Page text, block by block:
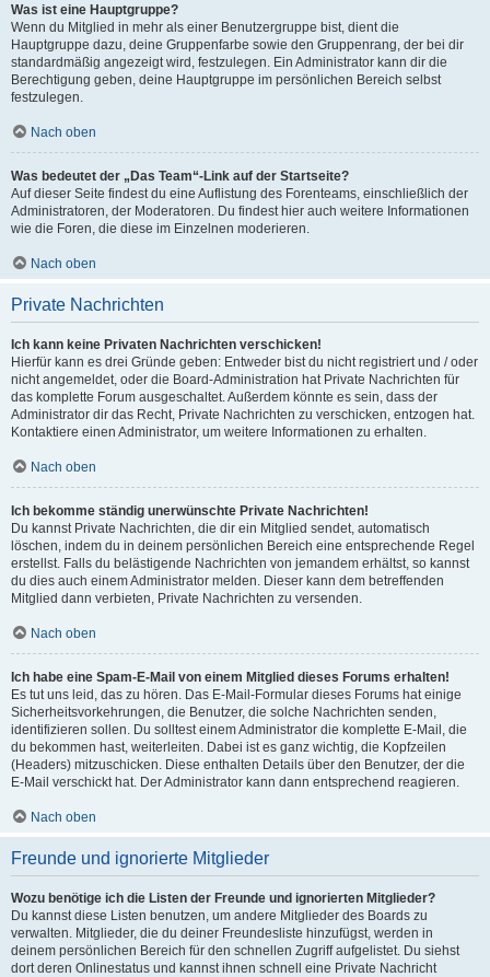
Was ist eine Hauptgruppe?
Wenn du Mitglied in mehr als einer Benutzergruppe bist, dient die
Hauptgruppe dazu, deine Gruppenfarbe sowie den Gruppenrang, der bei dir
standardmäßig angezeigt wird, festzulegen. Ein Administrator kann dir die
Berechtigung geben, deine Hauptgruppe im persönlichen Bereich selbst
festzulegen.
Nach oben
Was bedeutet der „Das Team“-Link auf der Startseite?
Auf dieser Seite findest du eine Auflistung des Forenteams, einschließlich der
Administratoren, der Moderatoren. Du findest hier auch weitere Informationen
wie die Foren, die diese im Einzelnen moderieren.
Nach oben
Private Nachrichten
Ich kann keine Privaten Nachrichten verschicken!
Hierfür kann es drei Gründe geben: Entweder bist du nicht registriert und / oder
nicht angemeldet, oder die Board-Administration hat Private Nachrichten für
das komplette Forum ausgeschaltet. Außerdem könnte es sein, dass der
Administrator dir das Recht, Private Nachrichten zu verschicken, entzogen hat.
Kontaktiere einen Administrator, um weitere Informationen zu erhalten.
Nach oben
Ich bekomme ständig unerwünschte Private Nachrichten!
Du kannst Private Nachrichten, die dir ein Mitglied sendet, automatisch
löschen, indem du in deinem persönlichen Bereich eine entsprechende Regel
erstellst. Falls du belästigende Nachrichten von jemandem erhältst, so kannst
du dies auch einem Administrator melden. Dieser kann dem betreffenden
Mitglied dann verbieten, Private Nachrichten zu versenden.
Nach oben
Ich habe eine Spam-E-Mail von einem Mitglied dieses Forums erhalten!
Es tut uns leid, das zu hören. Das E-Mail-Formular dieses Forums hat einige
Sicherheitsvorkehrungen, die Benutzer, die solche Nachrichten senden,
identifizieren sollen. Du solltest einem Administrator die komplette E-Mail, die
du bekommen hast, weiterleiten. Dabei ist es ganz wichtig, die Kopfzeilen
(Headers) mitzuschicken. Diese enthalten Details über den Benutzer, der die
E-Mail verschickt hat. Der Administrator kann dann entsprechend reagieren.
Nach oben
Freunde und ignorierte Mitglieder
Wozu benötige ich die Listen der Freunde und ignorierten Mitglieder?
Du kannst diese Listen benutzen, um andere Mitglieder des Boards zu
verwalten. Mitglieder, die du deiner Freundesliste hinzufügst, werden in
deinem persönlichen Bereich für den schnellen Zugriff aufgelistet. Du siehst
dort deren Onlinestatus und kannst ihnen schnell eine Private Nachricht